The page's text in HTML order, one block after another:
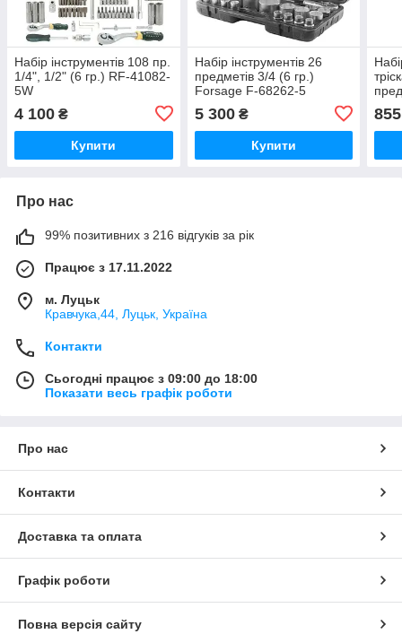
Набір інструментів 108 пр.
1/4", 1/2" (6 гр.) RF-41082-
5W
4 100 ₴
Купити
Набір інструментів 26
предметів 3/4 (6 гр.)
Forsage F-68262-5
5 300₴
Купити
855
Про нас
99% позитивних з 216 відгуків за рік
Працює з 17.11.2022
м. Луцьк
Кравчука,44, Луцьк, Україна
Контакти
Сьогодні працює з 09:00 до 18:00
Показати весь графік роботи
Про нас
Контакти
Доставка та оплата
Графік роботи
Повна версія сайту